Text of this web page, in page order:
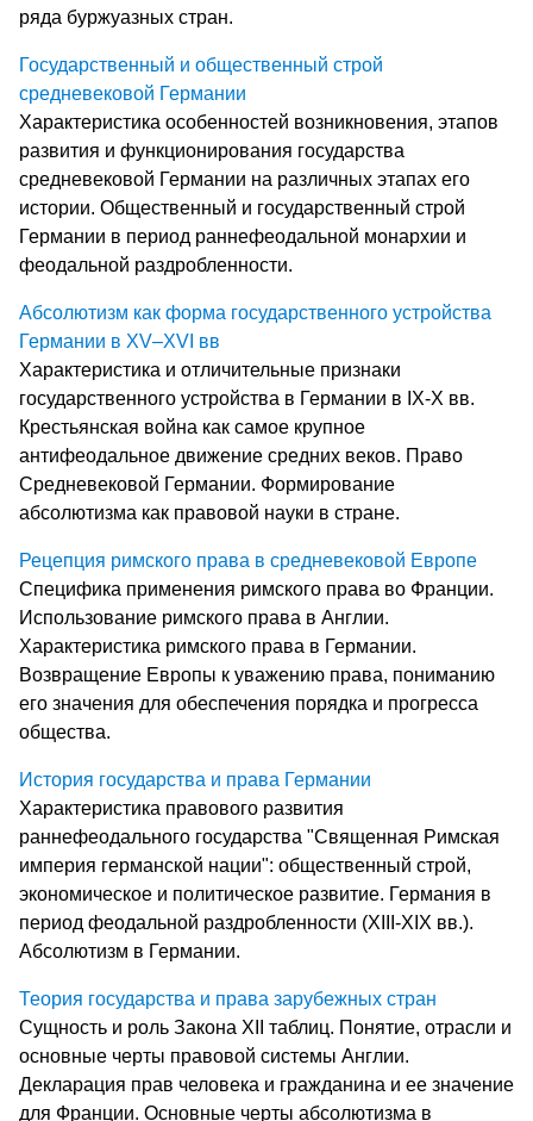
ряда буржуазных стран.
Государственный и общественный строй
средневековой Германии
Характеристика особенностей возникновения, этапов
развития и функционирования государства
средневековой Германии на различных этапах его
истории. Общественный и государственный строй
Германии в период раннефеодальной монархии и
феодальной раздробленности.
Абсолютизм как форма государственного устройства
Германии в XV–XVI вв
Характеристика и отличительные признаки
государственного устройства в Германии в IX-X вв.
Крестьянская война как самое крупное
антифеодальное движение средних веков. Право
Средневековой Германии. Формирование
абсолютизма как правовой науки в стране.
Рецепция римского права в средневековой Европе
Специфика применения римского права во Франции.
Использование римского права в Англии.
Характеристика римского права в Германии.
Возвращение Европы к уважению права, пониманию
его значения для обеспечения порядка и прогресса
общества.
История государства и права Германии
Характеристика правового развития
раннефеодального государства "Священная Римская
империя германской нации": общественный строй,
экономическое и политическое развитие. Германия в
период феодальной раздробленности (XIII-XIX вв.).
Абсолютизм в Германии.
Теория государства и права зарубежных стран
Сущность и роль Закона XII таблиц. Понятие, отрасли и
основные черты правовой системы Англии.
Декларация прав человека и гражданина и ее значение
для Франции. Основные черты абсолютизма в